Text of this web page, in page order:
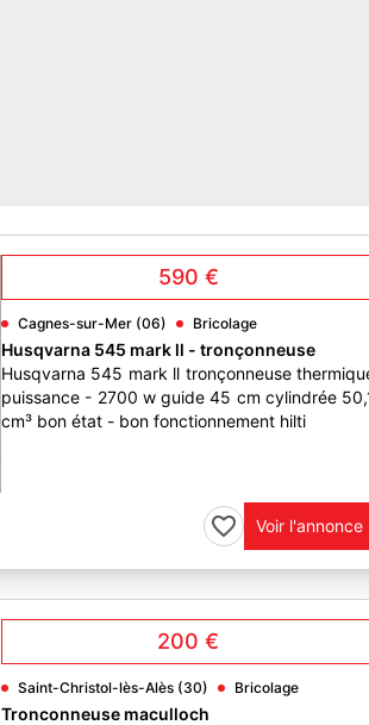
590 €
Cagnes-sur-Mer (06) Bricolage
Husqvarna 545 mark ll - tronçonneuse
Husqvarna 545 mark ll tronçonneuse
puissance - 2700 w guide 45 cm cylindrée
cm³ bon état - bon fonctionnement hilti
Voir l'annonce
200 €
Saint-Christol-lès-Alès (30) Bricolage
Tronconneuse maculloch